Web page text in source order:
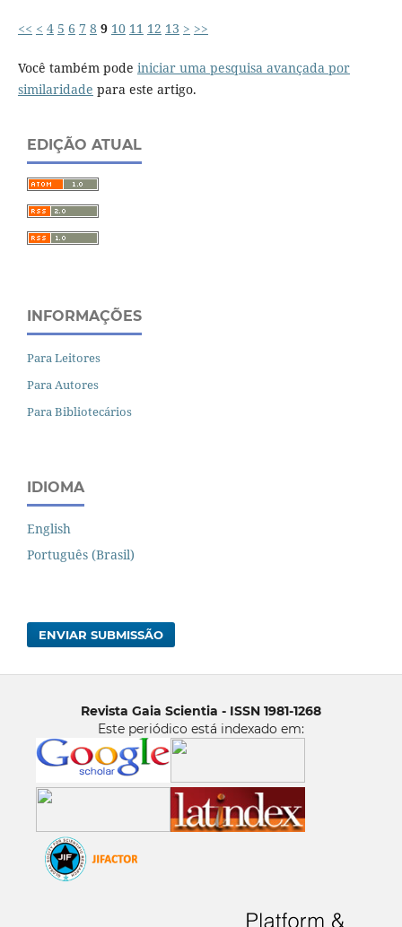
<< < 4 5 6 7 8 9 10 11 12 13 > >>
Você também pode iniciar uma pesquisa avançada por
similaridade para este artigo.
EDIÇÃO ATUAL
INFORMAÇÕES
Para Leitores
Para Autores
Para Bibliotecários
IDIOMA
English
Português (Brasil)
ENVIAR SUBMISSÃO
Revista Gaia Scientia - ISSN 1981-1268
Este periódico está indexado em: